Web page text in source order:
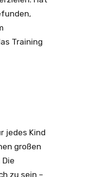
Training
jedes Kind
großen
zu sein –